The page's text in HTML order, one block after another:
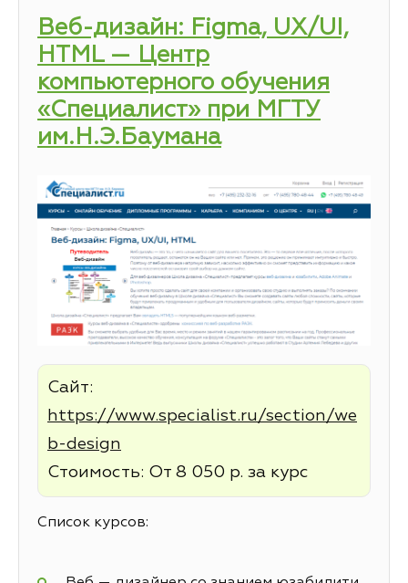
Веб-дизайн: Figma, UX/UI,
HTML — Центр
компьютерного обучения
«Специалист» при МГТУ
им.Н.Э.Баумана
Сайт:
https://www.specialist.ru/section/we
b-design
Стоимость: От 8 050 р. за курс
Список курсов: